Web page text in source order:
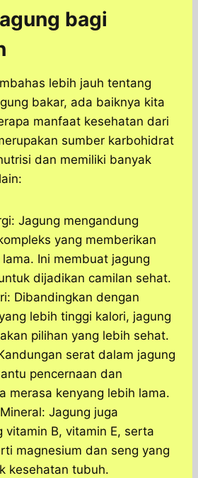
bagi
lebih jauh tentang
bakar, ada baiknya kita
manfaat kesehatan dari
sumber karbohidrat
dan memiliki banyak
Jagung mengandung
yang memberikan
Ini membuat jagung
dijadikan camilan sehat.
Dibandingkan dengan
lebih tinggi kalori, jagung
pilihan yang lebih sehat.
serat dalam jagung
pencernaan dan
merasa kenyang lebih lama.
Jagung juga
vitamin B, vitamin E, serta
magnesium dan seng yang
kesehatan tubuh.